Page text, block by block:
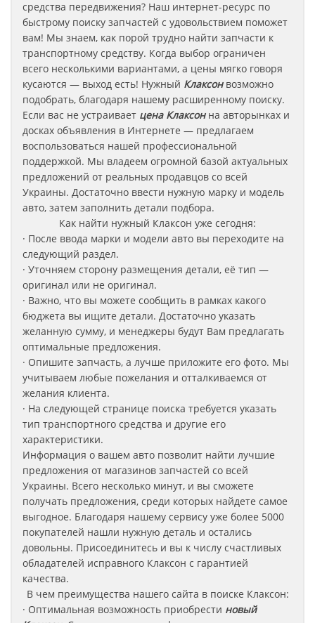
средства передвижения? Наш интернет-ресурс по
быстрому поиску запчастей с удовольствием поможет
вам! Мы знаем, как порой трудно найти запчасти к
транспортному средству. Когда выбор ограничен
всего несколькими вариантами, а цены мягко говоря
кусаются — выход есть! Нужный Клаксон возможно
подобрать, благодаря нашему расширенному поиску.
Если вас не устраивает ценаКлаксон на авторынках и
досках объявления в Интернете — предлагаем
воспользоваться нашей профессиональной
поддержкой. Мы владеем огромной базой актуальных
предложений от реальных продавцов со всей
Украины. Достаточно ввести нужную марку и модель
авто, затем заполнить детали подбора.
Как найти нужный Клаксон уже сегодня:
· После ввода марки и модели авто вы переходите на
следующий раздел.
· Уточняем сторону размещения детали, её тип —
оригинал или не оригинал.
· Важно, что вы можете сообщить в рамках какого
бюджета вы ищите детали. Достаточно указать
желанную сумму, и менеджеры будут Вам предлагать
оптимальные предложения.
· Опишите запчасть, а лучше приложите его фото. Мы
учитываем любые пожелания и отталкиваемся от
желания клиента.
· На следующей странице поиска требуется указать
тип транспортного средства и другие его
характеристики.
Информация о вашем авто позволит найти лучшие
предложения от магазинов запчастей со всей
Украины. Всего несколько минут, и вы сможете
получать предложения, среди которых найдете самое
выгодное. Благодаря нашему сервису уже более 5000
покупателей нашли нужную деталь и остались
довольны. Присоединитесь и вы к числу счастливых
обладателей исправного Клаксон с гарантией
качества.
В чем преимущества нашего сайта в поиске Клаксон:
· Оптимальная возможность приобрести новый